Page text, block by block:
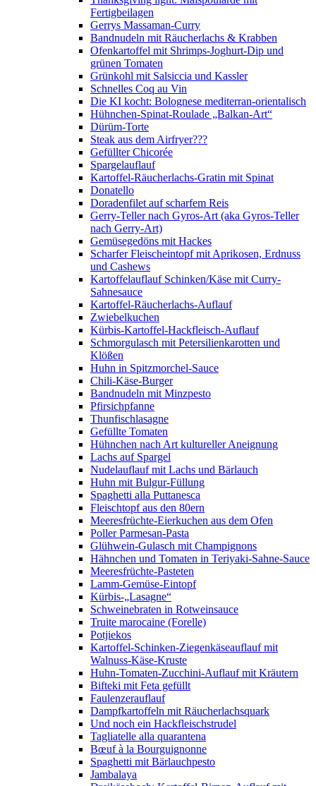
Fertigbeilagen
Gerrys Massaman-Curry
Bandnudeln mit Räucherlachs & Krabben
Ofenkartoffel mit Shrimps-Joghurt-Dip und
grünen Tomaten
Grünkohl mit Salsiccia und Kassler
Schnelles Coq au Vin
Die KI kocht: Bolognese mediterran-orientalisch
Hühnchen-Spinat-Roulade „Balkan-Art“
Dürüm-Torte
Steak aus dem Airfryer???
Gefüllter Chicorée
Spargelauflauf
Kartoffel-Räucherlachs-Gratin mit Spinat
Donatello
Doradenfilet auf scharfem Reis
Gerry-Teller nach Gyros-Art (aka Gyros-Teller
nach Gerry-Art)
Gemüsegedöns mit Hackes
Scharfer Fleischeintopf mit Aprikosen, Erdnuss
und Cashews
Kartoffelauflauf Schinken/Käse mit Curry-
Sahnesauce
Kartoffel-Räucherlachs-Auflauf
Zwiebelkuchen
Kürbis-Kartoffel-Hackfleisch-Auflauf
Schmorgulasch mit Petersilienkarotten und
Klößen
Huhn in Spitzmorchel-Sauce
Chili-Käse-Burger
Bandnudeln mit Minzpesto
Pfirsichpfanne
Thunfischlasagne
Gefüllte Tomaten
Hühnchen nach Art kultureller Aneignung
Lachs auf Spargel
Nudelauflauf mit Lachs und Bärlauch
Huhn mit Bulgur-Füllung
Spaghetti alla Puttanesca
Fleischtopf aus den 80ern
Meeresfrüchte-Eierkuchen aus dem Ofen
Poller Parmesan-Pasta
Glühwein-Gulasch mit Champignons
Hähnchen und Tomaten in Teriyaki-Sahne-Sauce
Meeresfrüchte-Pasteten
Lamm-Gemüse-Eintopf
Kürbis-„Lasagne“
Schweinebraten in Rotweinsauce
Truite marocaine (Forelle)
Potjiekos
Kartoffel-Schinken-Ziegenkäseauflauf mit
Walnuss-Käse-Kruste
Huhn-Tomaten-Zucchini-Auflauf mit Kräutern
Bifteki mit Feta gefüllt
Faulenzerauflauf
Dampfkartoffeln mit Räucherlachsquark
Und noch ein Hackfleischstrudel
Tagliatelle alla quarantena
Bœuf à la Bourguignonne
Spaghetti mit Bärlauchpesto
Jambalaya